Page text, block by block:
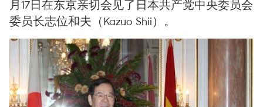
月17日在东京亲切会见了日本共产党中央委员会
委员长志位和夫（Kazuo Shii）。